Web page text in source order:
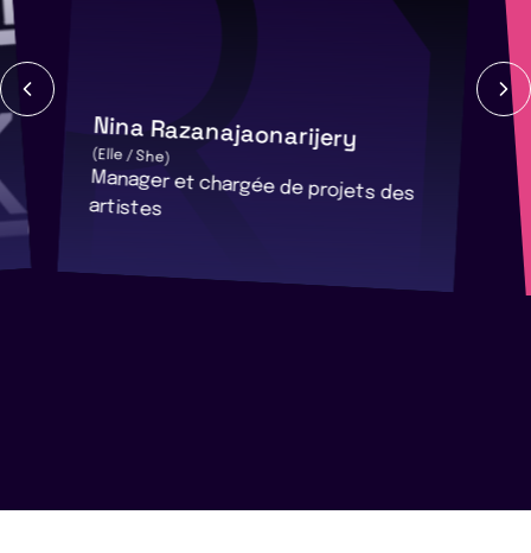
Nina Razanajaonarijery
(Elle / She)
Manager et chargée de projets des
artistes